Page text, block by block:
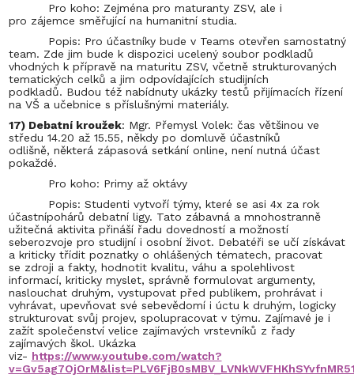
Pro koho: Zejména pro maturanty ZSV, ale i
pro zájemce směřující na humanitní studia.
Popis: Pro účastníky bude v Teams otevřen samostatný
team. Zde jim bude k dispozici ucelený soubor podkladů
vhodných k přípravě na maturitu ZSV, včetně strukturovaných
tematických celků a jim odpovídajících studijních
podkladů. Budou též nabídnuty ukázky testů přijímacích řízení
na VŠ a učebnice s příslušnými materiály.
17) Debatní kroužek: Mgr. Přemysl Volek: čas většinou ve
středu 14.20 až 15.55, někdy po domluvě účastníků
odlišně, některá zápasová setkání online, není nutná účast
pokaždé.
Pro koho: Primy až oktávy
Popis: Studenti vytvoří týmy, které se asi 4x za rok
účastnípohárů debatní ligy. Tato zábavná a mnohostranně
užitečná aktivita přináší řadu dovedností a možností
seberozvoje pro studijní i osobní život. Debatéři se učí získávat
a kriticky třídit poznatky o ohlášených tématech, pracovat
se zdroji a fakty, hodnotit kvalitu, váhu a spolehlivost
informací, kriticky myslet, správně formulovat argumenty,
naslouchat druhým, vystupovat před publikem, prohrávat i
vyhrávat, upevňovat své sebevědomí i úctu k druhým, logicky
strukturovat svůj projev, spolupracovat v týmu. Zajímavé je i
zažít společenství velice zajímavých vrstevníků z řady
zajímavých škol. Ukázka
viz- https://www.youtube.com/watch?